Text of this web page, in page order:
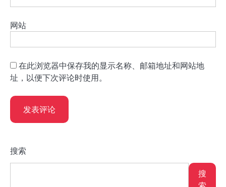
网站
在此浏览器中保存我的显示名称、邮箱地址和网站地
址，以便下次评论时使用。
搜索
搜